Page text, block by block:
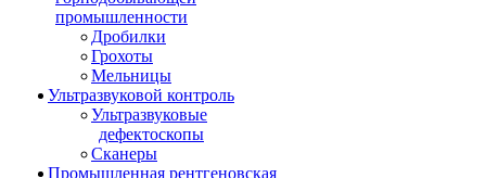
промышленности
Дробилки
Грохоты
Мельницы
Ультразвуковой контроль
Ультразвуковые
дефектоскопы
Сканеры
Промышленная рентгеновская